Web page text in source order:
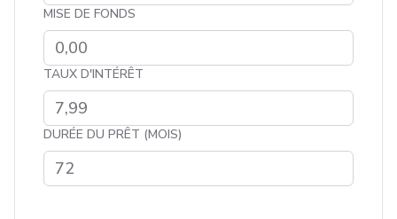
MISE DE FONDS
TAUX D'INTÉRÊT
DURÉE DU PRÊT (MOIS)